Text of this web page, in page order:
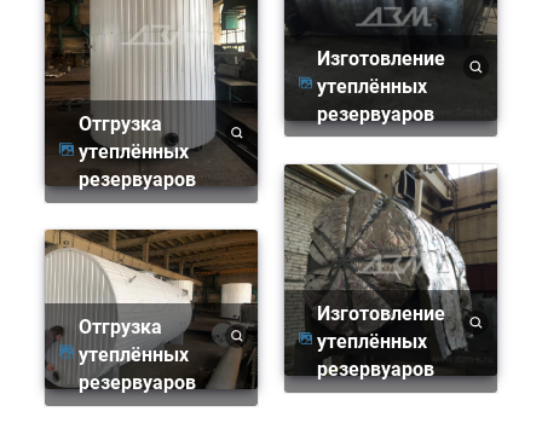
Отгрузка
утеплённых
резервуаров
Отгрузка
утеплённых
резервуаров
Изготовление
утеплённых
резервуаров
Изготовление
утеплённых
резервуаров